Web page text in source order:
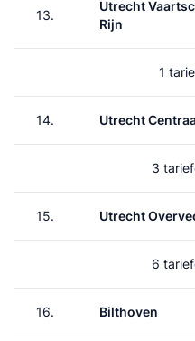
13.
Utrecht
Rijn
1
14. Utrecht
3
15. Utrecht
6
16. Bilthoven